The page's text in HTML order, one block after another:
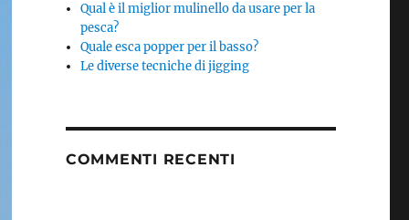
Qual è il miglior mulinello da usare per la
pesca?
Quale esca popper per il basso?
Le diverse tecniche di jigging
COMMENTI RECENTI